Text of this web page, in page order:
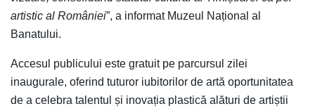
artistic al României”, a informat Muzeul Național al
Banatului.
Accesul publicului este gratuit pe parcursul zilei
inaugurale, oferind tuturor iubitorilor de artă oportunitatea
de a celebra talentul și inovația plastică alături de artiștii